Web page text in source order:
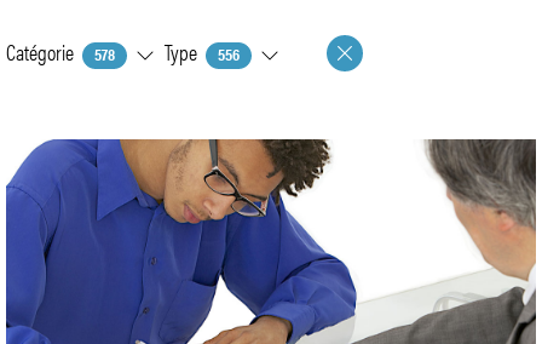
Catégorie 578 Type 556